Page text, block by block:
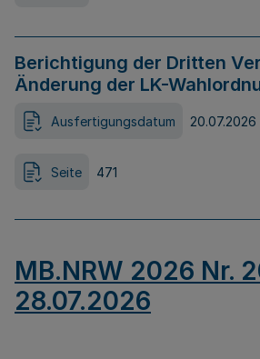
Berichtigung der Dritten
Änderung der LK-
Ausfertigungsdatum 20.07.2026
Seite 471
MB.NRW 2026 Nr.
28.07.2026